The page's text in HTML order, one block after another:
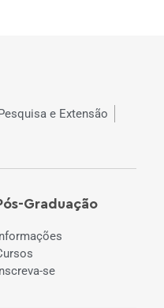
e Extensão
Graduação
se